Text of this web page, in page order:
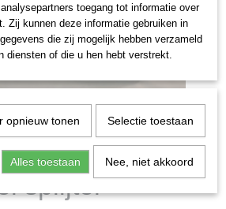
splijter
toegang tot informatie over
Zij kunnen deze informatie gebruiken in
die zij mogelijk hebben verzameld
diensten of die u hen hebt verstrekt.
opnieuw tonen Selectie toestaan
Alles toestaan Nee, niet akkoord